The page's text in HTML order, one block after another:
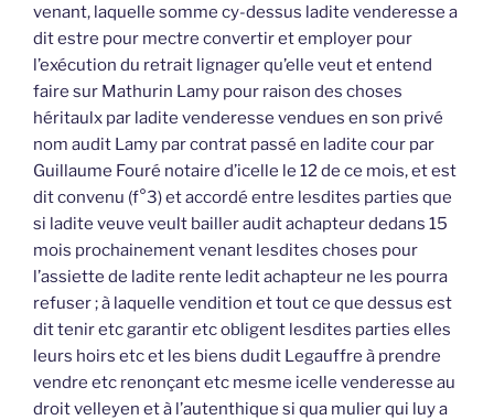
venant, laquelle somme cy-dessus ladite venderesse a
dit estre pour mectre convertir et employer pour
l’exécution du retrait lignager qu’elle veut et entend
faire sur Mathurin Lamy pour raison des choses
héritaulx par ladite venderesse vendues en son privé
nom audit Lamy par contrat passé en ladite cour par
Guillaume Fouré notaire d’icelle le 12 de ce mois, et est
dit convenu (f°3) et accordé entre lesdites parties que
si ladite veuve veult bailler audit achapteur dedans 15
mois prochainement venant lesdites choses pour
l’assiette de ladite rente ledit achapteur ne les pourra
refuser ; à laquelle vendition et tout ce que dessus est
dit tenir etc garantir etc obligent lesdites parties elles
leurs hoirs etc et les biens dudit Legauffre à prendre
vendre etc renonçant etc mesme icelle venderesse au
droit velleyen et à l’autenthique si qua mulier qui luy a